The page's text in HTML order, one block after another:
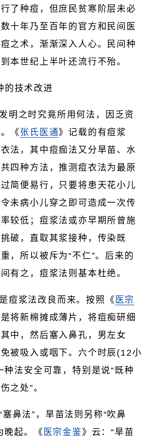
了种痘，但庶民贫寒阶层未必
十年乃至百年的官方和民间医
之术，渐渐深入人心。民间种
本世纪上半叶还流行不殆。
的技术改进
明之时究竟所用何法，因乏资
《 张氏医通》记载的有痘浆
法，其中痘痂法又分旱苗、水
四种方法，推测痘衣法为最原
简便易行，只要将患天花小儿
未病小儿穿之即可造成一次传
较低；痘浆法或亦早期所曾施
破，直取其浆接种，传染既
，所以被斥为“不仁”。后来的
有之，痘浆法则基本杜绝。
痘浆法改良而来。按照《 医宗
将新棉摊成薄片，将痘痴研细
中，然后塞入鼻孔，男左女
被吸入或咽下。六个时辰(12小
种法安全可靠，特别是说“既种
之处”。
塞鼻法”，旱苗法则另称“吹鼻
晚起。《 医宗金鉴》云：“旱苗